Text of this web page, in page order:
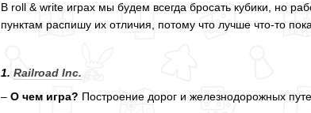
В roll & write играх мы будем всегда бросать кубики, но
пунктам распишу их отличия, потому что лучше что-то
1. Railroad Inc.
– О чем игра? Построение дорог и железнодорожных